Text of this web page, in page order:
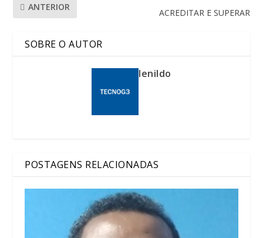
ANTERIOR
ACREDITAR E SUPERAR
SOBRE O AUTOR
lenildo
POSTAGENS RELACIONADAS